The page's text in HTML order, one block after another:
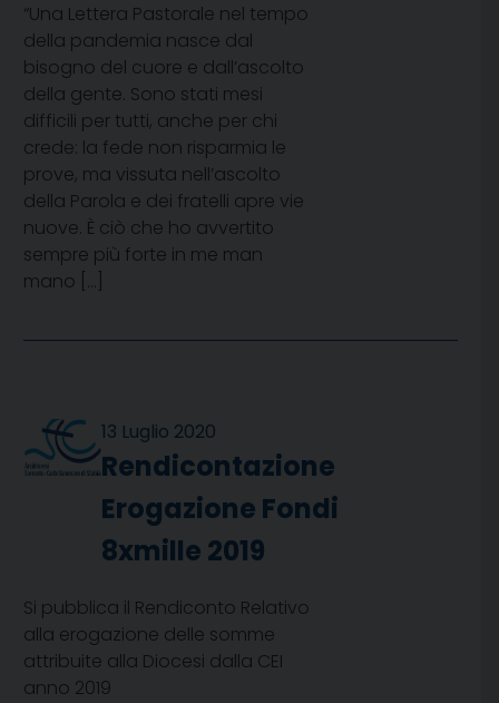
“Una Lettera Pastorale nel tempo
della pandemia nasce dal
bisogno del cuore e dall’ascolto
della gente. Sono stati mesi
difficili per tutti, anche per chi
crede: la fede non risparmia le
prove, ma vissuta nell’ascolto
della Parola e dei fratelli apre vie
nuove. È ciò che ho avvertito
sempre più forte in me man
mano […]
13 Luglio 2020
Rendicontazione
Erogazione Fondi
8xmille 2019
Si pubblica il Rendiconto Relativo
alla erogazione delle somme
attribuite alla Diocesi dalla CEI
anno 2019